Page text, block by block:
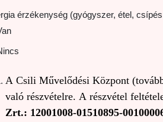
érzékenység (gyógyszer, étel,
A Csili Művelődési Központ
való részvételre. A részvétel
Zrt.: 12001008-01510895-